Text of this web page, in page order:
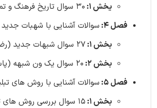
یخش 1:
30 سوال تاریخ فرهنگ و تمدن اسلامی (اسعدی)
فصل 4:
سوالات آشنایی با شهبات جدید و
بخش 1:
27 سوال شبهات جدید (رضایی)
بخش 2:
20 سوال یک ون شبهه (پاسخ به شبهات معترضین در حوزه زن و آزادی) (راجی)
فصل 5:
سوالات آشنایی با روش های
بخش 1:
15 سوال بررسی روش های تبلیغ ادیان الهی (همامی)